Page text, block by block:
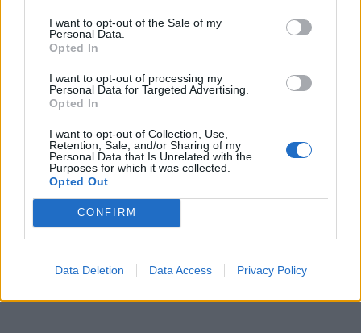
I want to opt-out of the Sale of my
Personal Data.
Opted In
I want to opt-out of processing my
Personal Data for Targeted Advertising.
Opted In
I want to opt-out of Collection, Use,
Retention, Sale, and/or Sharing of my
Personal Data that Is Unrelated with the
Purposes for which it was collected.
Opted Out
CONFIRM
Data Deletion Data Access Privacy Policy